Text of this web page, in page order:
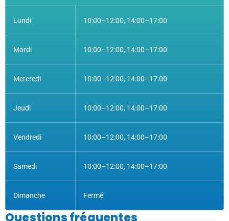
Lundi 10:00–12:00, 14:00–17:00
Mardi 10:00–12:00, 14:00–17:00
Mercredi 10:00–12:00, 14:00–17:00
Jeudi 10:00–12:00, 14:00–17:00
Vendredi 10:00–12:00, 14:00–17:00
Samedi 10:00–12:00, 14:00–17:00
Dimanche Fermé
Questions fréquentes